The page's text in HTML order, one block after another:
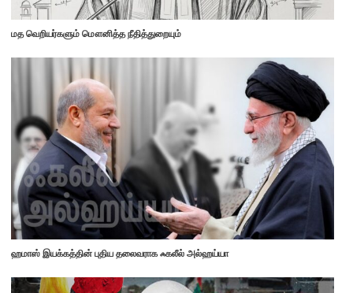
மத வெறியர்களும் மௌனித்த நீதித்துறையும்
ஹமாஸ் இயக்கத்தின் புதிய தலைவராக ஃகலீல் அல்ஹய்யா